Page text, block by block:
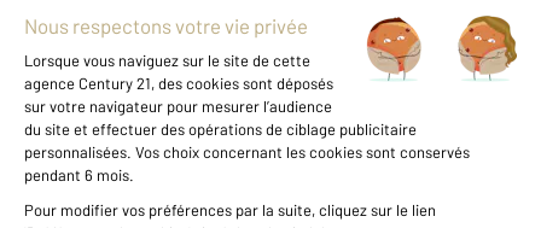
À propos
International
Nous contacter